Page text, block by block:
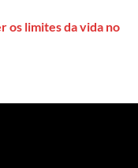
os limites da vida no